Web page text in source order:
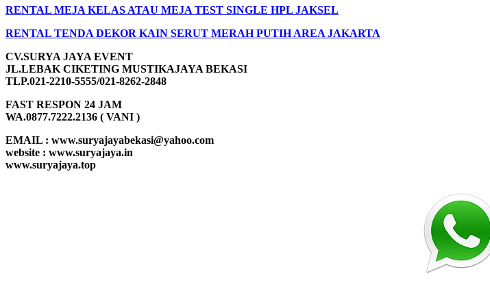
RENTAL MEJA KELAS ATAU MEJA TEST SINGLE HPL JAKSEL
RENTAL TENDA DEKOR KAIN SERUT MERAH PUTIH AREA JAKARTA
CV.SURYA JAYA EVENT
JL.LEBAK CIKETING MUSTIKAJAYA BEKASI
TLP.021-2210-5555/021-8262-2848
FAST RESPON 24 JAM
WA.0877.7222.2136 ( VANI )
EMAIL : www.suryajayabekasi@yahoo.com
website : www.suryajaya.in
www.suryajaya.top